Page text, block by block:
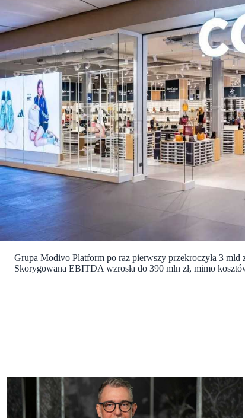
Grupa Modivo Platform po raz pierwszy przekroczyła 3 mld
Skorygowana EBITDA wzrosła do 390 mln zł, mimo